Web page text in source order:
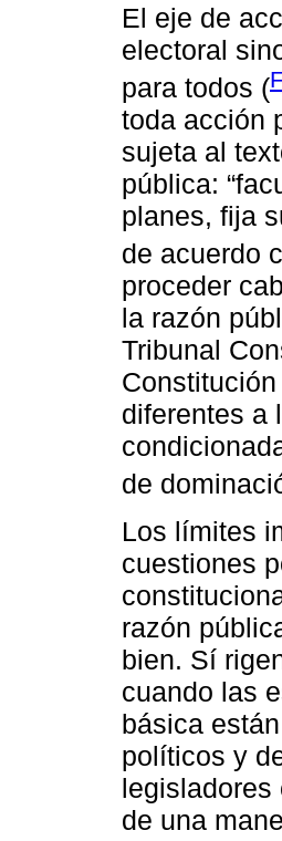
El eje de
electoral
para todos (
toda acción
sujeta al
pública:
planes, fija
de acuerdo
proceder
la razón
Tribunal
diferentes a
de
Los límites
cuestiones
razón
bien. Sí
cuando las
básica
políticos y
legisladores
de una